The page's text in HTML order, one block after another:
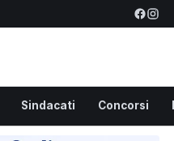
Sindacati Concorsi